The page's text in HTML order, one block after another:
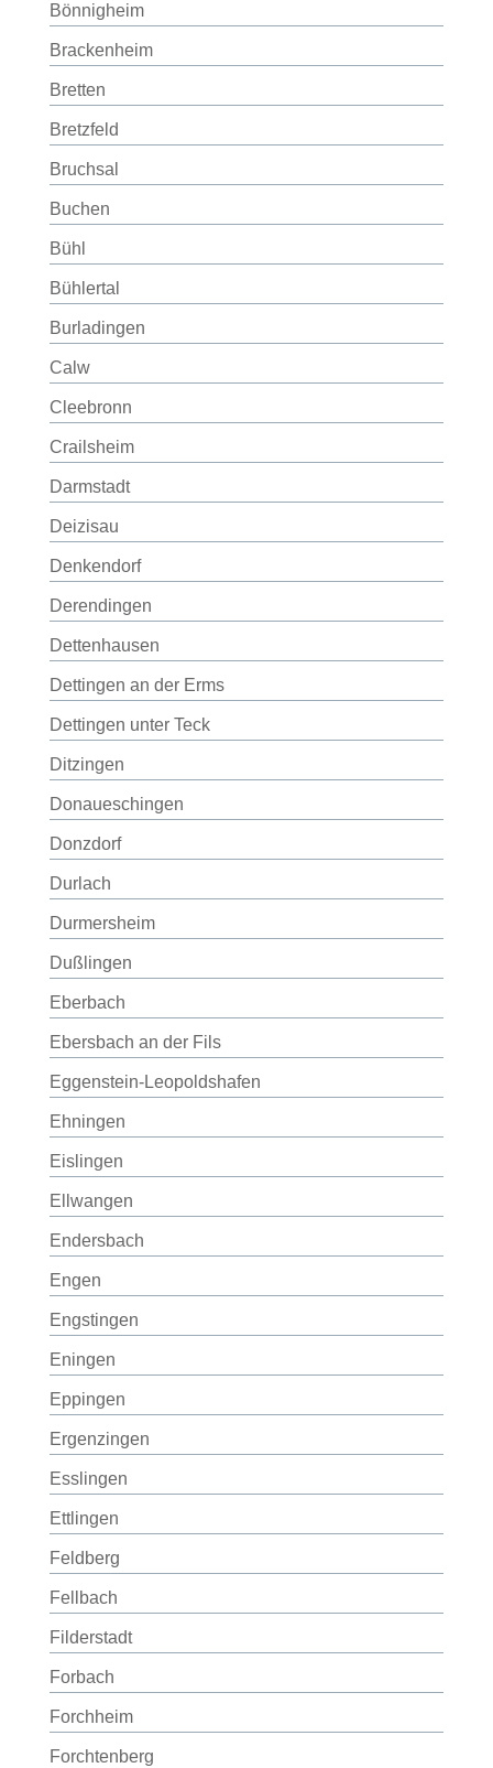
Bönnigheim
Brackenheim
Bretten
Bretzfeld
Bruchsal
Buchen
Bühl
Bühlertal
Burladingen
Calw
Cleebronn
Crailsheim
Darmstadt
Deizisau
Denkendorf
Derendingen
Dettenhausen
Dettingen an der Erms
Dettingen unter Teck
Ditzingen
Donaueschingen
Donzdorf
Durlach
Durmersheim
Dußlingen
Eberbach
Ebersbach an der Fils
Eggenstein-Leopoldshafen
Ehningen
Eislingen
Ellwangen
Endersbach
Engen
Engstingen
Eningen
Eppingen
Ergenzingen
Esslingen
Ettlingen
Feldberg
Fellbach
Filderstadt
Forbach
Forchheim
Forchtenberg